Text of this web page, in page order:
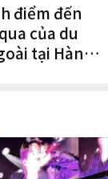
điểm đến
của du
tại Hàn